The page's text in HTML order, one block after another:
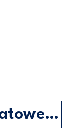
Uroczyste nadanie sztandaru Powiatowej Państwowej Straży Pożarnej w Pucku